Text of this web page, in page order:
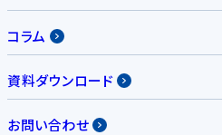
コラム
資料ダウンロード
お問い合わせ